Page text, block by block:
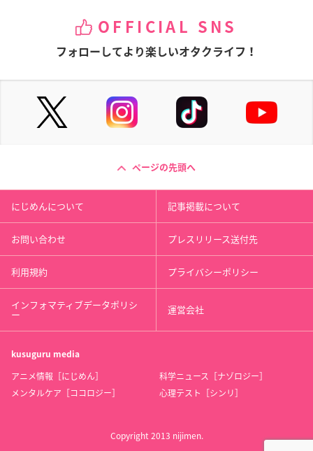
OFFICIAL SNS
フォローしてより楽しいオタクライフ！
ページの先頭へ
にじめんについて 記事掲載について
お問い合わせ プレスリリース送付先
利用規約 プライバシーポリシー
インフォマティブデータポリシ
ー 運営会社
kusuguru media
アニメ情報［にじめん］
科学ニュース［ナゾロジー］
メンタルケア［ココロジー］
心理テスト［シンリ］
Copyright 2013 nijimen.